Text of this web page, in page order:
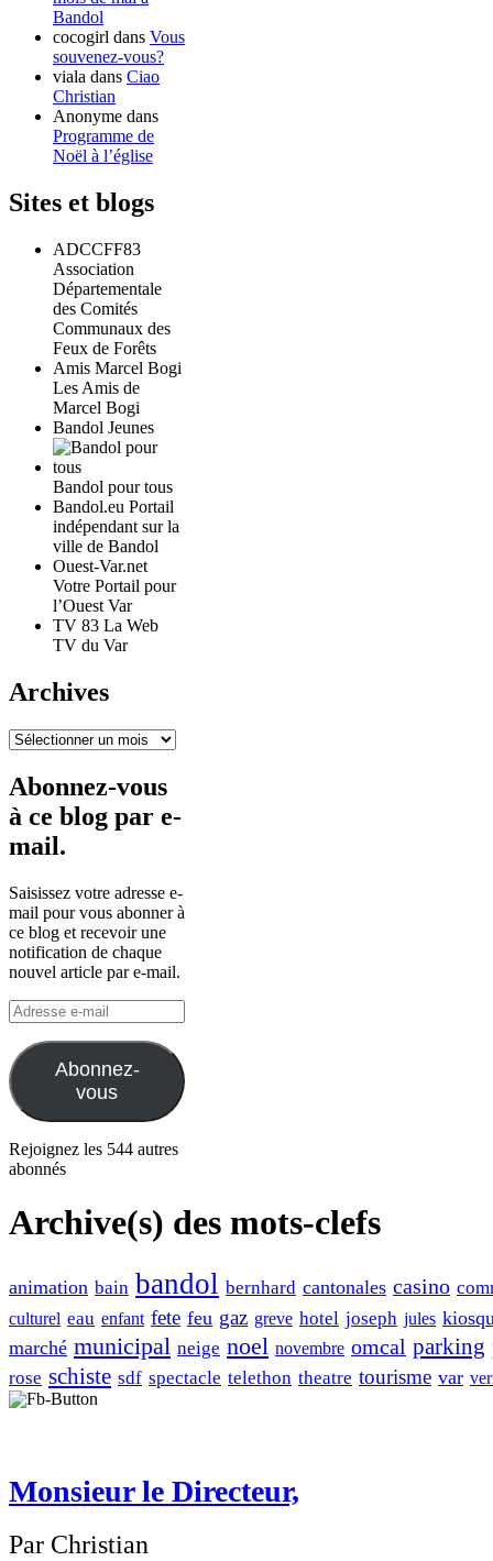
Bandol
cocogirl dans Vous
souvenez-vous?
viala dans Ciao
Christian
Anonyme dans
Programme de
Noël à l’église
Sites et blogs
ADCCFF83
Association
Départementale
des Comités
Communaux des
Feux de Forêts
Amis Marcel Bogi
Les Amis de
Marcel Bogi
Bandol Jeunes
Bandol pour tous
Bandol.eu Portail
indépendant sur la
ville de Bandol
Ouest-Var.net
Votre Portail pour
l’Ouest Var
TV 83 La Web
TV du Var
Archives
Archives
Abonnez-vous
à ce blog par e-
mail.
Saisissez votre adresse e-
mail pour vous abonner à
ce blog et recevoir une
notification de chaque
nouvel article par e-mail.
Adresse
e-
mail
Abonnez-
vous
Rejoignez les 544 autres
abonnés
Archive(s) des mots-clefs
animation bain bandol bernhard cantonales casino
culturel eau enfant fete feu gaz greve hotel joseph jules
marché municipal neige noel novembre omcal parking
rose schiste sdf spectacle telethon theatre tourisme var
Monsieur le Directeur,
Par Christian